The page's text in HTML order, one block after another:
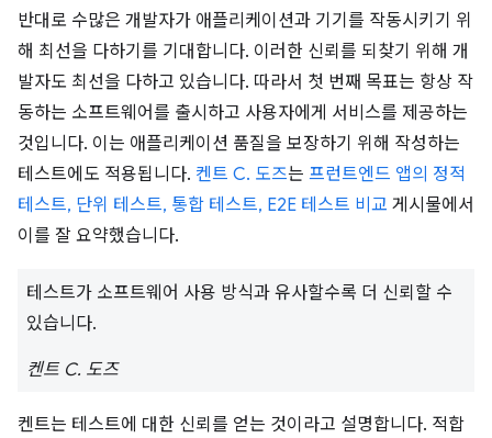
반대로 수많은 개발자가 애플리케이션과 기기를 작동시키기 위
해 최선을 다하기를 기대합니다. 이러한 신뢰를 되찾기 위해 개
발자도 최선을 다하고 있습니다. 따라서 첫 번째 목표는 항상 작
동하는 소프트웨어를 출시하고 사용자에게 서비스를 제공하는
것입니다. 이는 애플리케이션 품질을 보장하기 위해 작성하는
테스트에도 적용됩니다. 켄트 C. 도즈는 프런트엔드 앱의 정적
테스트, 단위 테스트, 통합 테스트, E2E 테스트 비교 게시물에서
이를 잘 요약했습니다.
테스트가 소프트웨어 사용 방식과 유사할수록 더 신뢰할 수
있습니다.
켄트 C. 도즈
켄트는 테스트에 대한 신뢰를 얻는 것이라고 설명합니다. 적합